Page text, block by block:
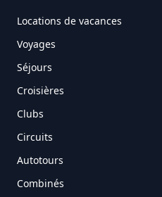
Locations de vacances
Voyages
Séjours
Croisières
Clubs
Circuits
Autotours
Combinés